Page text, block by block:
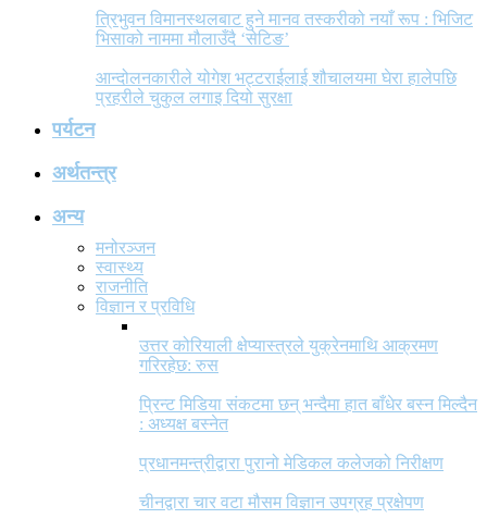
त्रिभुवन विमानस्थलबाट हुने मानव तस्करीको नयाँ रूप : भिजिट
भिसाको नाममा मौलाउँदै ‘सेटिङ’
आन्दोलनकारीले योगेश भट्टराईलाई शौचालयमा घेरा हालेपछि
प्रहरीले चुकुल लगाइ दियो सुरक्षा
पर्यटन
अर्थतन्त्र
अन्य
मनोरञ्जन
स्वास्थ्य
राजनीति
विज्ञान र प्रविधि
उत्तर कोरियाली क्षेप्यास्त्रले युक्रेनमाथि आक्रमण
गरिरहेछ: रुस
प्रिन्ट मिडिया संकटमा छन् भन्दैमा हात बाँधेर बस्न मिल्दैन
: अध्यक्ष बस्नेत
प्रधानमन्त्रीद्वारा पुरानो मेडिकल कलेजको निरीक्षण
चीनद्वारा चार वटा मौसम विज्ञान उपग्रह प्रक्षेपण